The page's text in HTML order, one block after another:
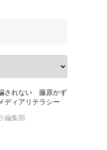
されない 藤原かず
ディアリテラシー
編集部